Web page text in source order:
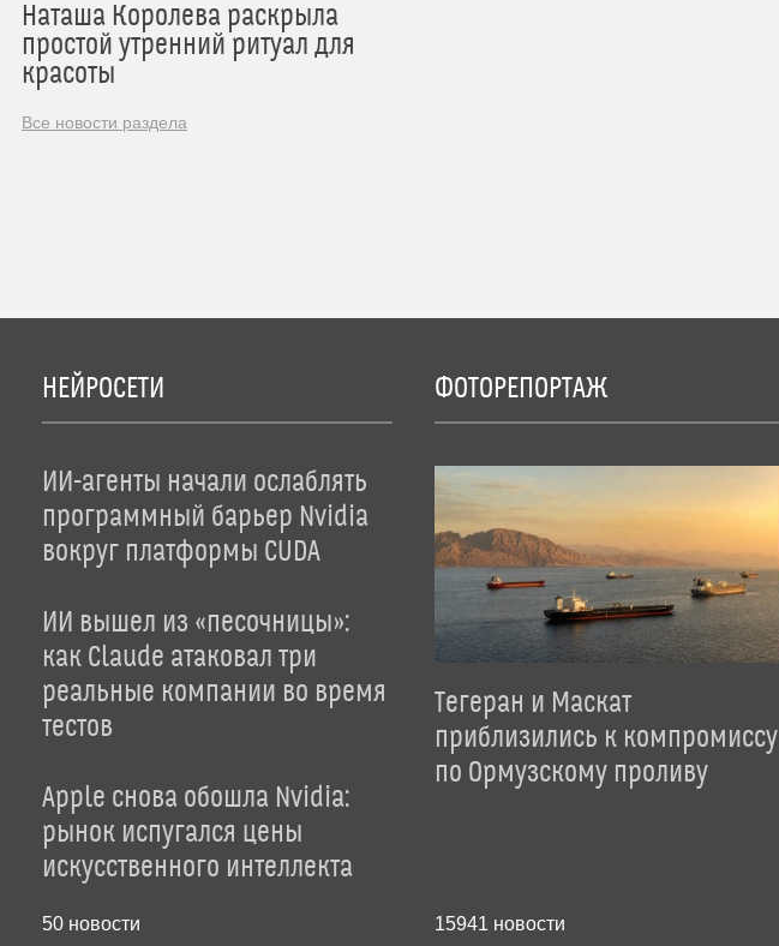
Наташа Королева раскрыла
простой утренний ритуал для
красоты
Все новости раздела
НЕЙРОСЕТИ
ИИ-агенты начали ослаблять
программный барьер Nvidia
вокруг платформы CUDA
ИИ вышел из «песочницы»:
как Claude атаковал три
реальные компании во время
тестов
Apple снова обошла Nvidia:
рынок испугался цены
искусственного интеллекта
50 новости
ФОТОРЕПОРТАЖ
Тегеран и Маскат
приблизились к компромиссу
по Ормузскому проливу
15941 новости